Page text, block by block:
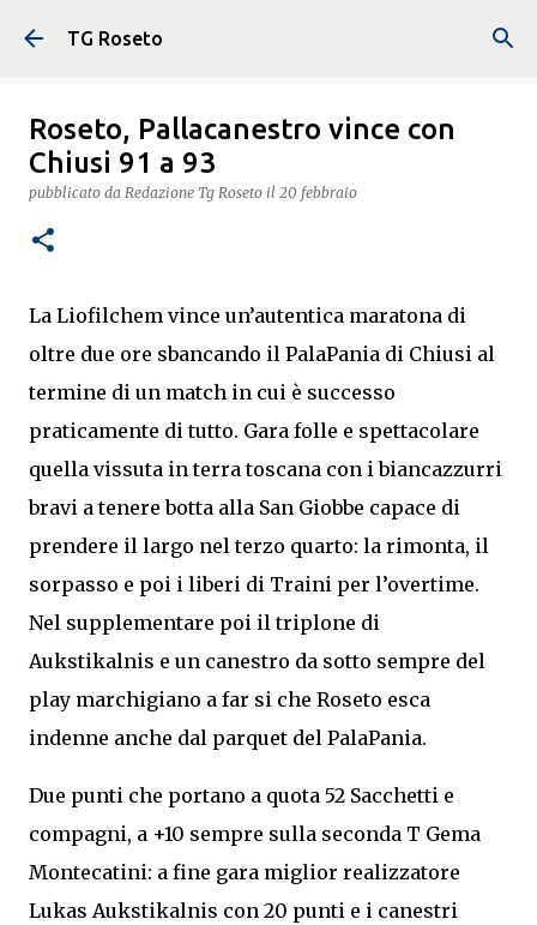
Passa ai contenuti principali
TG Roseto
Roseto, Pallacanestro vince con
Chiusi 91 a 93
pubblicato da Redazione Tg Roseto il 20 febbraio
La Liofilchem vince un’autentica maratona di
oltre due ore sbancando il PalaPania di Chiusi al
termine di un match in cui è successo
praticamente di tutto. Gara folle e spettacolare
quella vissuta in terra toscana con i biancazzurri
bravi a tenere botta alla San Giobbe capace di
prendere il largo nel terzo quarto: la rimonta, il
sorpasso e poi i liberi di Traini per l’overtime.
Nel supplementare poi il triplone di
Aukstikalnis e un canestro da sotto sempre del
play marchigiano a far si che Roseto esca
indenne anche dal parquet del PalaPania.
Due punti che portano a quota 52 Sacchetti e
compagni, a +10 sempre sulla seconda T Gema
Montecatini: a fine gara miglior realizzatore
Lukas Aukstikalnis con 20 punti e i canestri